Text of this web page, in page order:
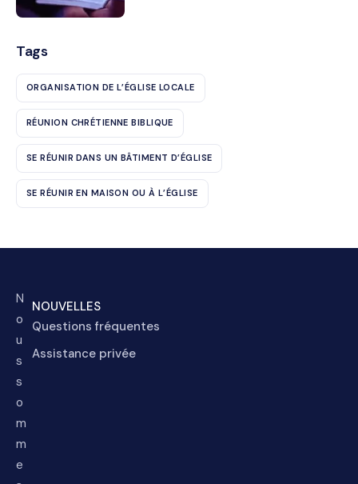
Tags
ORGANISATION DE L’ÉGLISE LOCALE
RÉUNION CHRÉTIENNE BIBLIQUE
SE RÉUNIR DANS UN BÂTIMENT D’ÉGLISE
SE RÉUNIR EN MAISON OU À L’ÉGLISE
N
o
u
s
s
o
m
m
e
NOUVELLES
Questions fréquentes
Assistance privée